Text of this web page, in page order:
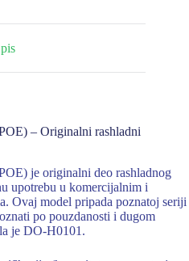
– Originalni rashladni
je originalni deo rashladnog
upotrebu u komercijalnim i
Ovaj model pripada poznatoj seriji
po pouzdanosti i dugom
je DO-H0101.